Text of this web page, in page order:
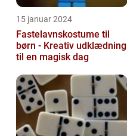
15 januar 2024
Fastelavnskostume til
børn - Kreativ udklædning
til en magisk dag